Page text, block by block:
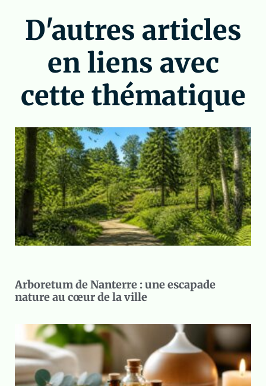
D'autres articles
en liens avec
cette thématique
Arboretum de Nanterre : une escapade
nature au cœur de la ville